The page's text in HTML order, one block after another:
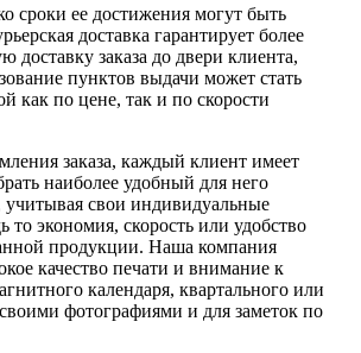
сроки ее достижения могут быть
доставка гарантирует более
доставку заказа до двери клиента,
пунктов выдачи может стать
как по цене, так и по скорости
заказа, каждый клиент имеет
наиболее удобный для него
учитывая свои индивидуальные
то экономия, скорость или удобство
продукции. Наша компания
качество печати и внимание к
календаря, квартального или
фотографиями и для заметок по